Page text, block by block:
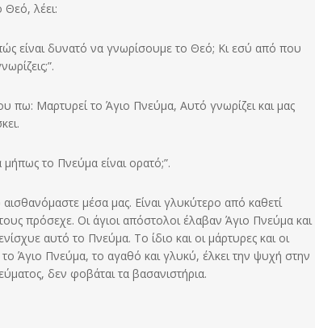
Θεό, λέει:
είναι δυνατό να γνωρίσουμε το Θεό; Κι εσύ από που
πω: Μαρτυρεί το Άγιο Πνεύμα, Αυτό γνωρίζει και μας
μήπως το Πνεύμα είναι ορατό;”.
μέσα μας. Είναι γλυκύτερο από καθετί
πρόσεχε. Οι άγιοι απόστολοι έλαβαν Άγιο Πνεύμα και
αυτό το Πνεύμα. Το ίδιο και οι μάρτυρες και οι
το Άγιο Πνεύμα, το αγαθό και γλυκύ, έλκει την ψυχή στην
δεν φοβάται τα βασανιστήρια.